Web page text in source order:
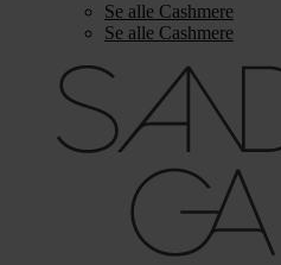
Se alle Cashmere
Se alle Cashmere